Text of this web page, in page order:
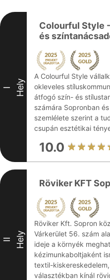
I Hely
Colourful Style
és
A Colourful Style
okleveles
átfogó szín- és
számára Sopronban
szemlélete szerint a
csupán esztétikai
10.0
II Hely
Röviker KFT
Röviker Kft. Sopron
Várkerület 56. szám
ideje a környék
kézimunkaboltjaként
textil-
választékban kínál